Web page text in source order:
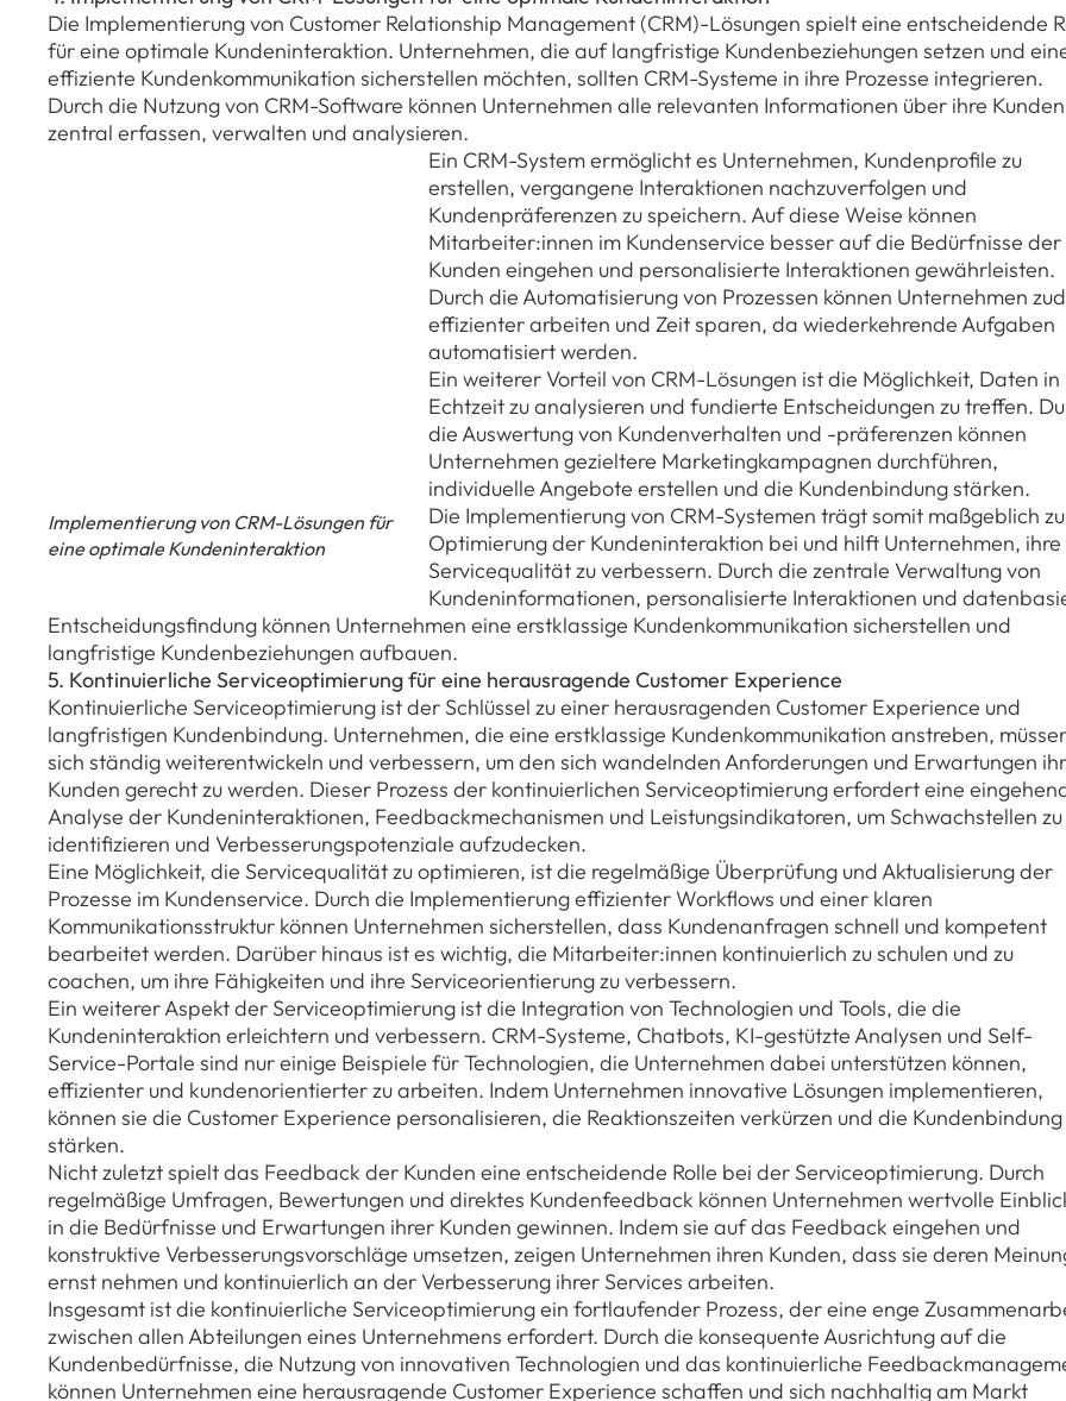
Die Implementierung von Customer Relationship Management (CRM)-Lösungen spielt eine entscheidende
für eine optimale Kundeninteraktion. Unternehmen, die auf langfristige Kundenbeziehungen setzen und
effiziente Kundenkommunikation sicherstellen möchten, sollten CRM-Systeme in ihre Prozesse integrieren.
Durch die Nutzung von CRM-Software können Unternehmen alle relevanten Informationen über ihre Kunden
zentral erfassen, verwalten und analysieren.
Implementierung von CRM-Lösungen für
eine optimale Kundeninteraktion
Ein CRM-System ermöglicht es Unternehmen, Kundenprofile zu
erstellen, vergangene Interaktionen nachzuverfolgen und
Kundenpräferenzen zu speichern. Auf diese Weise können
Mitarbeiter:innen im Kundenservice besser auf die Bedürfnisse der
Kunden eingehen und personalisierte Interaktionen gewährleisten.
Durch die Automatisierung von Prozessen können Unternehmen
effizienter arbeiten und Zeit sparen, da wiederkehrende Aufgaben
automatisiert werden.
Ein weiterer Vorteil von CRM-Lösungen ist die Möglichkeit, Daten in
Echtzeit zu analysieren und fundierte Entscheidungen zu treffen.
die Auswertung von Kundenverhalten und -präferenzen können
Unternehmen gezieltere Marketingkampagnen durchführen,
individuelle Angebote erstellen und die Kundenbindung stärken.
Die Implementierung von CRM-Systemen trägt somit maßgeblich
Optimierung der Kundeninteraktion bei und hilft Unternehmen, ihre
Servicequalität zu verbessern. Durch die zentrale Verwaltung von
Kundeninformationen, personalisierte Interaktionen und
Entscheidungsfindung können Unternehmen eine erstklassige Kundenkommunikation sicherstellen und
langfristige Kundenbeziehungen aufbauen.
5. Kontinuierliche Serviceoptimierung für eine herausragende Customer Experience
Kontinuierliche Serviceoptimierung ist der Schlüssel zu einer herausragenden Customer Experience und
langfristigen Kundenbindung. Unternehmen, die eine erstklassige Kundenkommunikation anstreben,
sich ständig weiterentwickeln und verbessern, um den sich wandelnden Anforderungen und Erwartungen
Kunden gerecht zu werden. Dieser Prozess der kontinuierlichen Serviceoptimierung erfordert eine
Analyse der Kundeninteraktionen, Feedbackmechanismen und Leistungsindikatoren, um Schwachstellen zu
identifizieren und Verbesserungspotenziale aufzudecken.
Eine Möglichkeit, die Servicequalität zu optimieren, ist die regelmäßige Überprüfung und Aktualisierung der
Prozesse im Kundenservice. Durch die Implementierung effizienter Workflows und einer klaren
Kommunikationsstruktur können Unternehmen sicherstellen, dass Kundenanfragen schnell und kompetent
bearbeitet werden. Darüber hinaus ist es wichtig, die Mitarbeiter:innen kontinuierlich zu schulen und zu
coachen, um ihre Fähigkeiten und ihre Serviceorientierung zu verbessern.
Ein weiterer Aspekt der Serviceoptimierung ist die Integration von Technologien und Tools, die die
Kundeninteraktion erleichtern und verbessern. CRM-Systeme, Chatbots, KI-gestützte Analysen und Self-
Service-Portale sind nur einige Beispiele für Technologien, die Unternehmen dabei unterstützen können,
effizienter und kundenorientierter zu arbeiten. Indem Unternehmen innovative Lösungen implementieren,
können sie die Customer Experience personalisieren, die Reaktionszeiten verkürzen und die Kundenbindung
stärken.
Nicht zuletzt spielt das Feedback der Kunden eine entscheidende Rolle bei der Serviceoptimierung. Durch
regelmäßige Umfragen, Bewertungen und direktes Kundenfeedback können Unternehmen wertvolle
in die Bedürfnisse und Erwartungen ihrer Kunden gewinnen. Indem sie auf das Feedback eingehen und
konstruktive Verbesserungsvorschläge umsetzen, zeigen Unternehmen ihren Kunden, dass sie deren
ernst nehmen und kontinuierlich an der Verbesserung ihrer Services arbeiten.
Insgesamt ist die kontinuierliche Serviceoptimierung ein fortlaufender Prozess, der eine enge
zwischen allen Abteilungen eines Unternehmens erfordert. Durch die konsequente Ausrichtung auf die
Kundenbedürfnisse, die Nutzung von innovativen Technologien und das kontinuierliche
können Unternehmen eine herausragende Customer Experience schaffen und sich nachhaltig am Markt